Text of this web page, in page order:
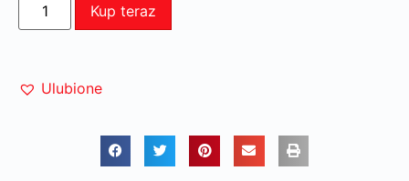
Kup teraz
Ulubione